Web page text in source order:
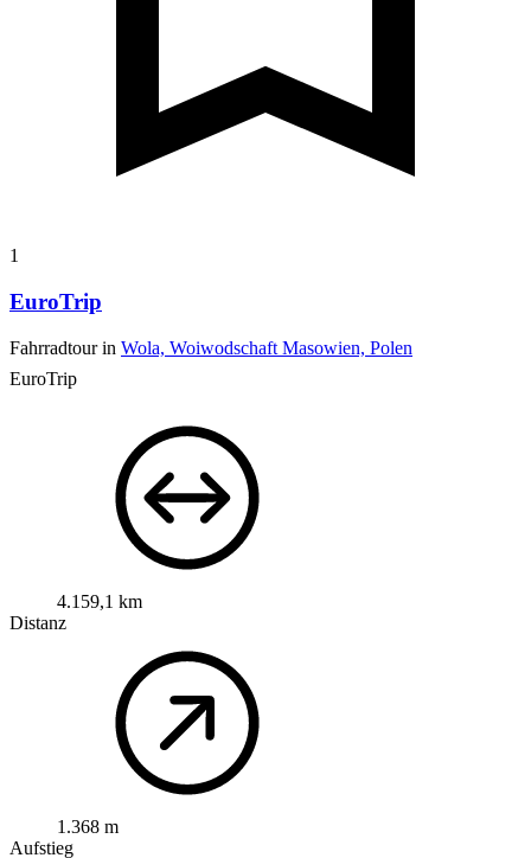
1
EuroTrip
Fahrradtour in Wola, Woiwodschaft Masowien, Polen
EuroTrip
4.159,1 km
Distanz
1.368 m
Aufstieg